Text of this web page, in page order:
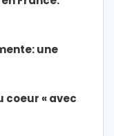
une
coeur « avec